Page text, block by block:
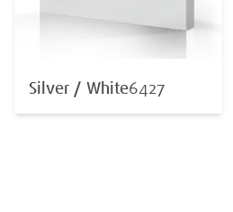
Silver / White6427